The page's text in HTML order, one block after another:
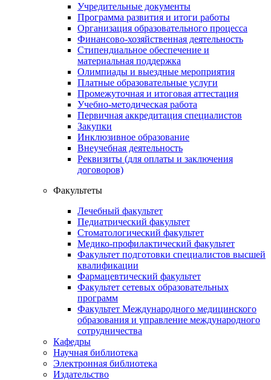
Учредительные документы
Программа развития и итоги работы
Организация образовательного процесса
Финансово-хозяйственная деятельность
Стипендиальное обеспечение и
материальная поддержка
Олимпиады и выездные мероприятия
Платные образовательные услуги
Промежуточная и итоговая аттестация
Учебно-методическая работа
Первичная аккредитация специалистов
Закупки
Инклюзивное образование
Внеучебная деятельность
Реквизиты (для оплаты и заключения
договоров)
Факультеты
Лечебный факультет
Педиатрический факультет
Стоматологический факультет
Медико-профилактический факультет
Факультет подготовки специалистов высшей
квалификации
Фармацевтический факультет
Факультет сетевых образовательных
программ
Факультет Международного медицинского
образования и управление международного
сотрудничества
Кафедры
Научная библиотека
Электронная библиотека
Издательство